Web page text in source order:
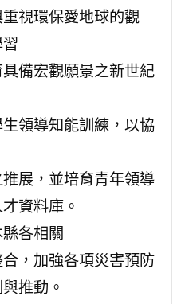
視環保愛地球的觀
備宏觀願景之新世紀
生領導知能訓練，以協
展，並培育青年領導
資料庫。
縣各相關
，加強各項災害預防
推動。